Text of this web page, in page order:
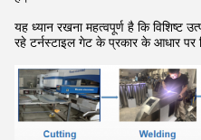
यह ध्यान रखना महत्वपूर्ण है कि विशिष्ट
रहे टर्नस्टाइल गेट के प्रकार के आधार पर